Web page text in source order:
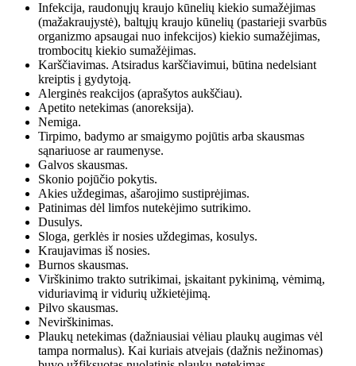
Infekcija, raudonųjų kraujo kūnelių kiekio sumažėjimas
(mažakraujystė), baltųjų kraujo kūnelių (pastarieji svarbūs
organizmo apsaugai nuo infekcijos) kiekio sumažėjimas,
trombocitų kiekio sumažėjimas.
Karščiavimas. Atsiradus karščiavimui, būtina nedelsiant
kreiptis į gydytoją.
Alerginės reakcijos (aprašytos aukščiau).
Apetito netekimas (anoreksija).
Nemiga.
Tirpimo, badymo ar smaigymo pojūtis arba skausmas
sąnariuose ar raumenyse.
Galvos skausmas.
Skonio pojūčio pokytis.
Akies uždegimas, ašarojimo sustiprėjimas.
Patinimas dėl limfos nutekėjimo sutrikimo.
Dusulys.
Sloga, gerklės ir nosies uždegimas, kosulys.
Kraujavimas iš nosies.
Burnos skausmas.
Virškinimo trakto sutrikimai, įskaitant pykinimą, vėmimą,
viduriavimą ir vidurių užkietėjimą.
Pilvo skausmas.
Nevirškinimas.
Plaukų netekimas (dažniausiai vėliau plaukų augimas vėl
tampa normalus). Kai kuriais atvejais (dažnis nežinomas)